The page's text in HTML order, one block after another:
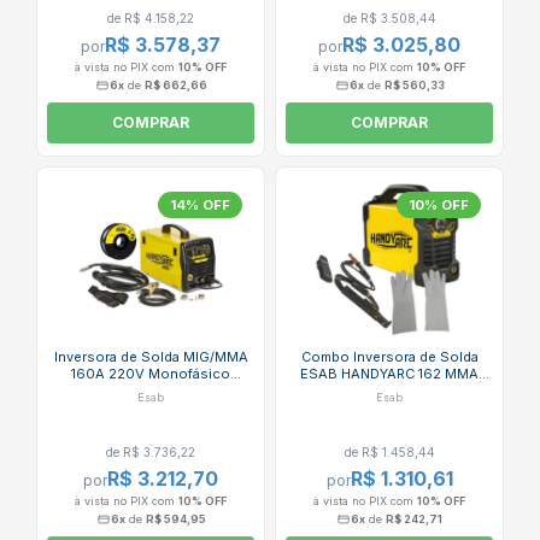
de R$ 4.158,22
porR$ 3.578,37
à vista no PIX com 10% OFF
6xde R$ 662,66
COMPRAR
de R$ 3.508,44
porR$ 3.025,80
à vista no PIX com 10% OFF
6xde R$ 560,33
COMPRAR
14% OFF
Inversora de Solda MIG/MMA
160A 220V Monofásico
HANDYARC MIG 160I + Bobina
Esab
de R$ 3.736,22
porR$ 3.212,70
à vista no PIX com 10% OFF
6xde R$ 594,95
10% OFF
Combo Inversora de Solda
ESAB HANDYARC 162 MMA
160A Monofásico 220V com
Esab
de R$ 1.458,44
porR$ 1.310,61
à vista no PIX com 10% OFF
6x de R$ 242,71